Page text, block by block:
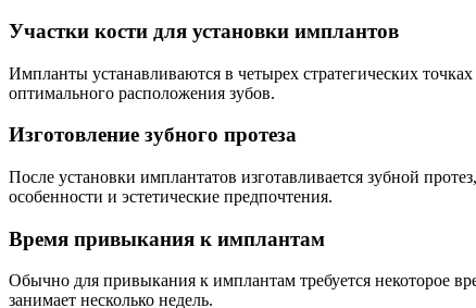
Участки кости для установки имплантов
Импланты устанавливаются в четырех стратегических
оптимального расположения зубов.
Изготовление зубного протеза
После установки имплантатов изготавливается зубной
особенности и эстетические предпочтения.
Время привыкания к имплантам
Обычно для привыкания к имплантам требуется некоторое
занимает несколько недель.